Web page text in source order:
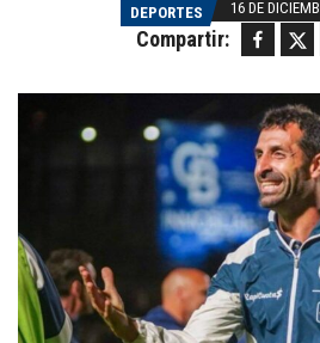
DEPORTES 16 DE
Compartir: Facebook Twitter